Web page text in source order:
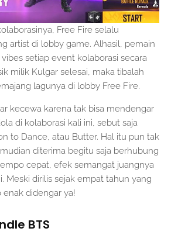
Free Fire selalu
artist di lobby game. Alhasil, pemain
setiap event kolaborasi secara
milik Kulgar selesai, maka tibalah
lagunya di lobby Free Fire.
kecewa karena tak bisa mendengar
di kolaborasi kali ini, sebut saja
to Dance, atau Butter. Hal itu pun tak
diterima begitu saja berhubung
cepat, efek semangat juangnya
Meski dirilis sejak empat tahun yang
enak didengar ya!
BTS